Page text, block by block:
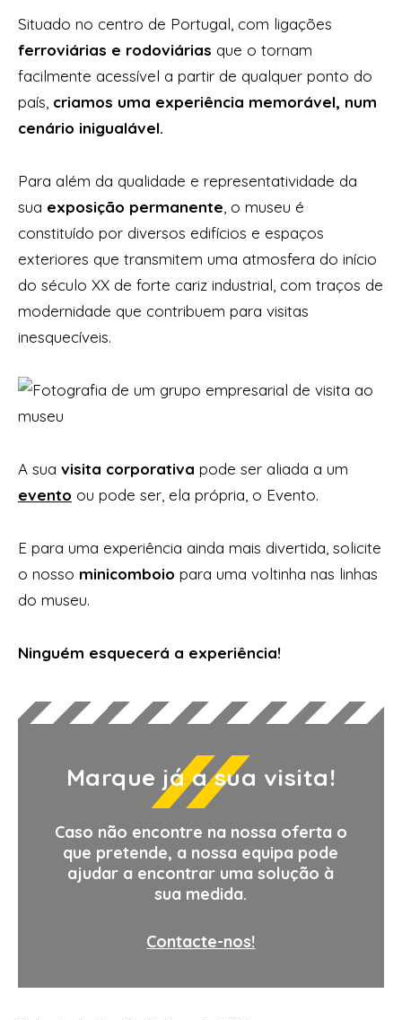
Situado no centro de Portugal, com ligações
ferroviárias e rodoviárias que o tornam
facilmente acessível a partir de qualquer ponto do
país, criamos uma experiência memorável, num
cenário inigualável.
Para além da qualidade e representatividade da
sua exposição permanente , o museu é
constituído por diversos edifícios e espaços
exteriores que transmitem uma atmosfera do início
do século XX de forte cariz industrial, com traços de
modernidade que contribuem para visitas
inesquecíveis.
A sua visita corporativa pode ser aliada a um
evento ou pode ser, ela própria, o Evento.
E para uma experiência ainda mais divertida, solicite
o nosso minicomboio para uma voltinha nas linhas
do museu.
Ninguém esquecerá a experiência!
Marque já a sua visita!
Caso não encontre na nossa oferta o
que pretende, a nossa equipa pode
ajudar a encontrar uma solução à
sua medida.
Contacte-nos!